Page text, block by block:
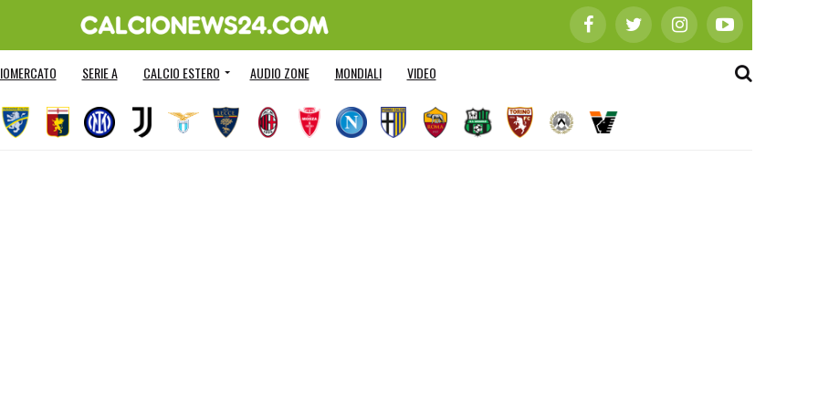
SERIE A CALCIO ESTERO AUDIO ZONE MONDIALI VIDEO